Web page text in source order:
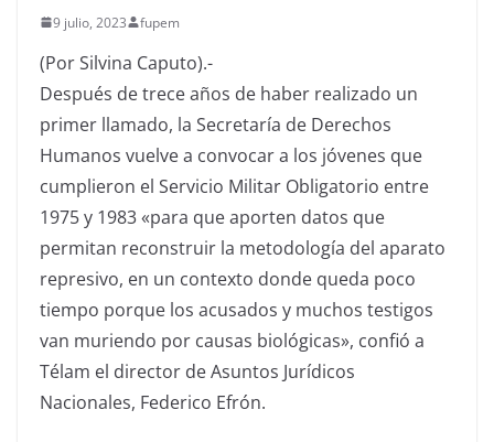
9 julio, 2023 fupem
(Por Silvina Caputo).-
Después de trece años de haber realizado un
primer llamado, la Secretaría de Derechos
Humanos vuelve a convocar a los jóvenes que
cumplieron el Servicio Militar Obligatorio entre
1975 y 1983 «para que aporten datos que
permitan reconstruir la metodología del aparato
represivo, en un contexto donde queda poco
tiempo porque los acusados y muchos testigos
van muriendo por causas biológicas», confió a
Télam el director de Asuntos Jurídicos
Nacionales, Federico Efrón.